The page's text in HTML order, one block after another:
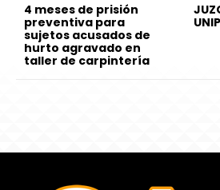
4 meses de prisión
preventiva para
sujetos acusados de
hurto agravado en
taller de carpintería